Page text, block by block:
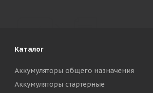
Каталог
Аккумуляторы общего назначения
Аккумуляторы стартерные